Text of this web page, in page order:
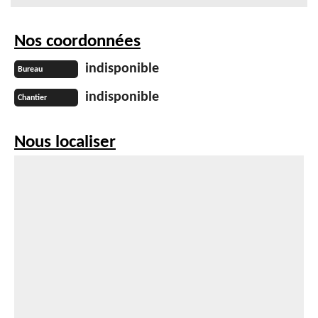
Nos coordonnées
Bureau indisponible
Chantier indisponible
Nous localiser